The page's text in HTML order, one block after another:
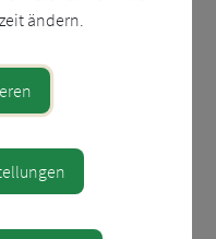
ändern.